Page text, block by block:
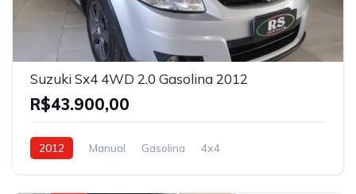
Suzuki Sx4 4WD 2.0 Gasolina 2012
R$43.900,00
2012 Manual Gasolina 4x4